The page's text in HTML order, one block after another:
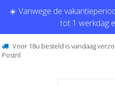
☀️ Vanwege de
tot 1 werkdag
Voor 18u besteld is vandaag
Postnl